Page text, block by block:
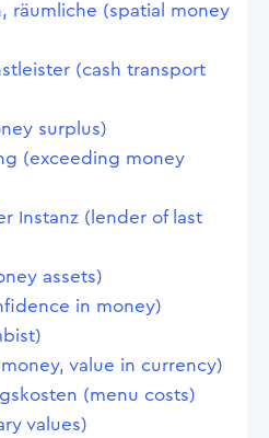
räumliche (spatial money
(cash transport
surplus)
(exceeding money
Instanz (lender of last
assets)
in money)
value in currency)
(menu costs)
values)